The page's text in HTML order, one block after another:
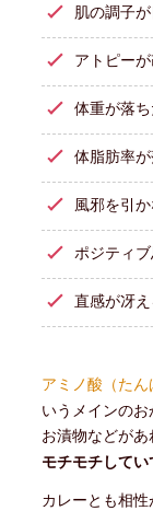
肌の調子
アトピー
体重が落ち
体脂肪率
風邪を引
ポジティ
直感が冴え
アミノ酸（たん
いうメインのお
お漬物などがあ
モチモチして
カレーとも相